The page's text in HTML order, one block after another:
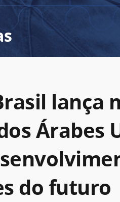
lança
Árabes
do futuro